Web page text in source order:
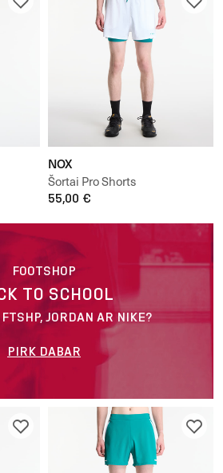
NOX
Šortai Pro Shorts
55,00 €
FOOTSHOP
TO SCHOOL
JORDAN AR NIKE?
PIRK DABAR